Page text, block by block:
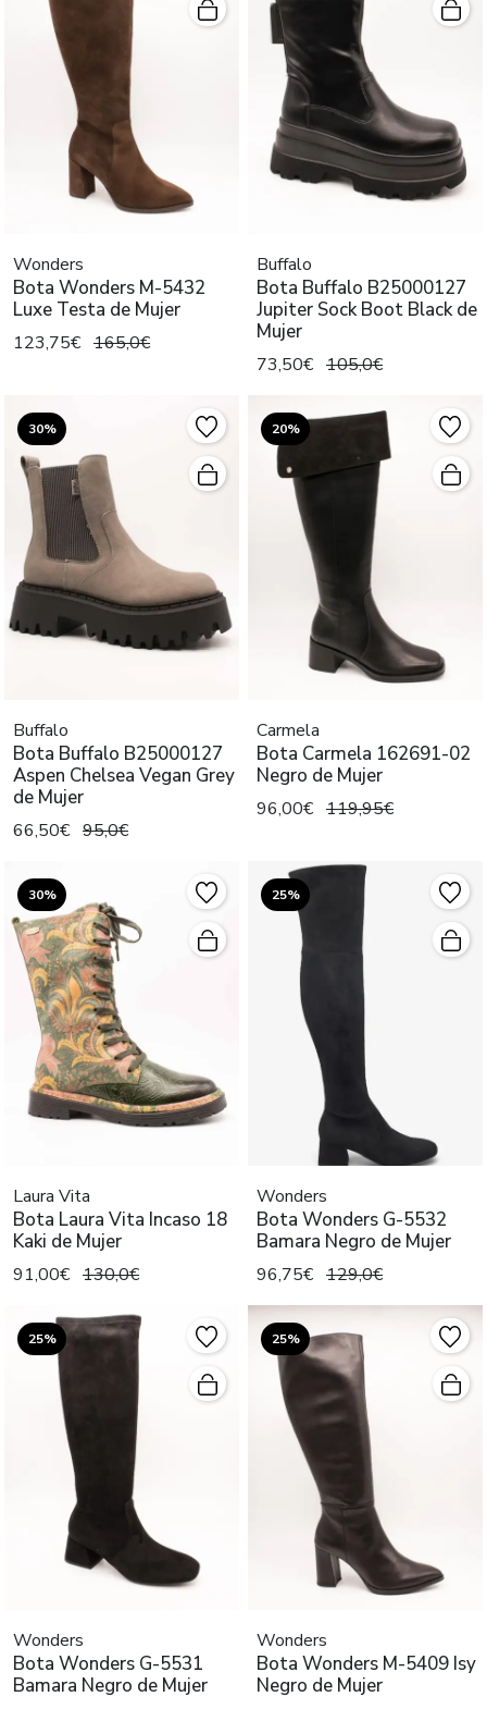
Wonders
Bota Wonders M-5432
Luxe Testa de Mujer
123,75€ 165,0€
Buffalo
Bota Buffalo B25000127
Jupiter Sock Boot Black de
Mujer
73,50€ 105,0€
30%
Buffalo
Bota Buffalo B25000127
Aspen Chelsea Vegan Grey
de Mujer
66,50€ 95,0€
20%
Carmela
Bota Carmela 162691-02
Negro de Mujer
96,00€ 119,95€
30%
Laura Vita
Bota Laura Vita Incaso 18
Kaki de Mujer
91,00€ 130,0€
25%
Wonders
Bota Wonders G-5532
Bamara Negro de Mujer
96,75€ 129,0€
25%
Wonders
Bota Wonders G-5531
Bamara Negro de Mujer
25%
Wonders
Bota Wonders M-5409 Isy
Negro de Mujer